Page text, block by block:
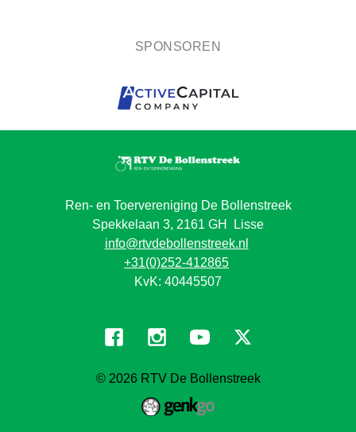
SPONSOREN
Ren- en Toervereniging De Bollenstreek
Spekkelaan 3, 2161 GH Lisse
info@rtvdebollenstreek.nl
+31(0)252-412865
KvK: 40445507
© 2026RTV De Bollenstreek